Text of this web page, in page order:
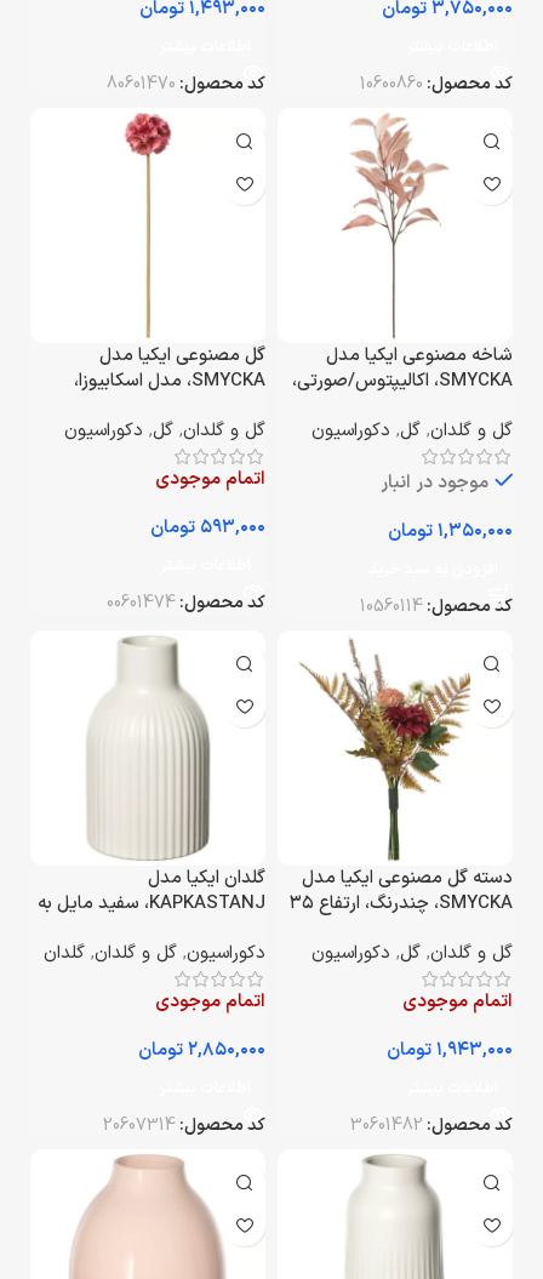
تومان
کد محصول: 10600860
تومان
کد محصول: 80601470
شاخه مصنوعی ایکیا مدل
SMYCKA، اکالیپتوس/صورتی،
گل و گلدان, گل, دکوراسیون
موجود در انبار
تومان
کد محصول:10560114
گل مصنوعی ایکیا مدل
SMYCKA، مدل اسکابیوزا،
گل و گلدان, گل, دکوراسیون
اتمام موجودی
تومان
کد محصول:00601474
دسته گل مصنوعی ایکیا مدل
SMYCKA، چندرنگ، ارتفاع ۳۵
گل و گلدان, گل, دکوراسیون
اتمام موجودی
تومان
کد محصول: 30601482
گلدان ایکیا مدل
KAPKASTANJ، سفید مایل به
دکوراسیون, گل و گلدان, گلدان
اتمام موجودی
تومان
کد محصول:20607314